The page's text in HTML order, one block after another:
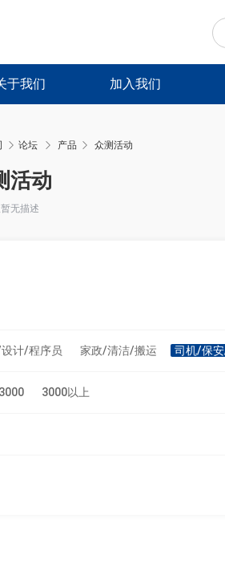
于我们 加入我们
论坛
›
产品 众测活动
活动
无描述
计/程序员 家政/清洁/搬运 司机/保
3000以上